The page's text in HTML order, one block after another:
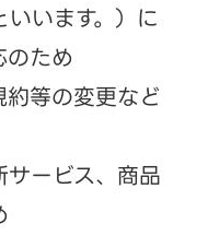
います。）に
ため
等の変更など
ービス、商品